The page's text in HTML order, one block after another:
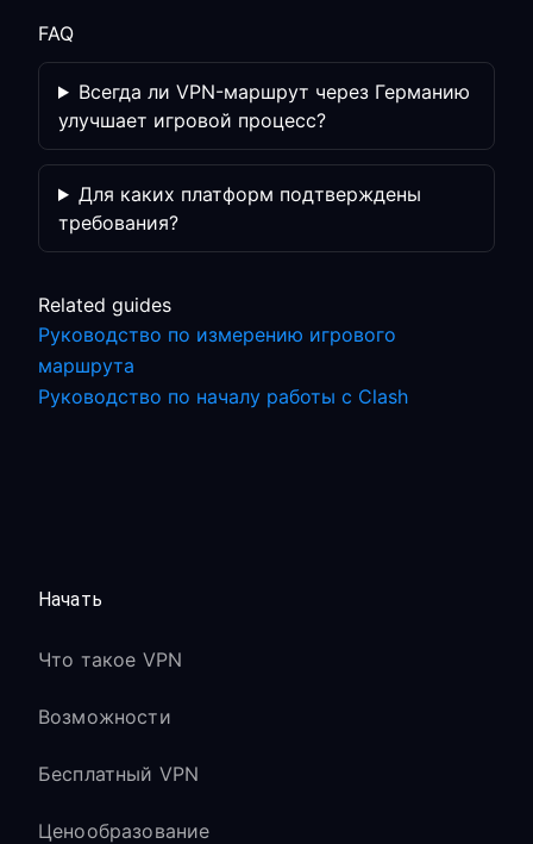
FAQ
Всегда ли VPN-маршрут через Германию
улучшает игровой процесс?
Для каких платформ подтверждены
требования?
Related guides
Руководство по измерению игрового
маршрута
Руководство по началу работы с Clash
Начать
Что такое VPN
Возможности
Бесплатный VPN
Ценообразование